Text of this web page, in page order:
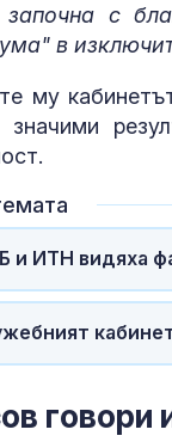
започна с
в
му
значими
и ИТН видяха
говори